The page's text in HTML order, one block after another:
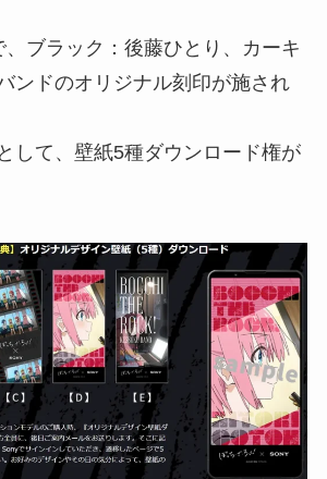
、ブラック：後藤ひとり、カーキ
ンドのオリジナル刻印が施され
して、壁紙5種ダウンロード権が